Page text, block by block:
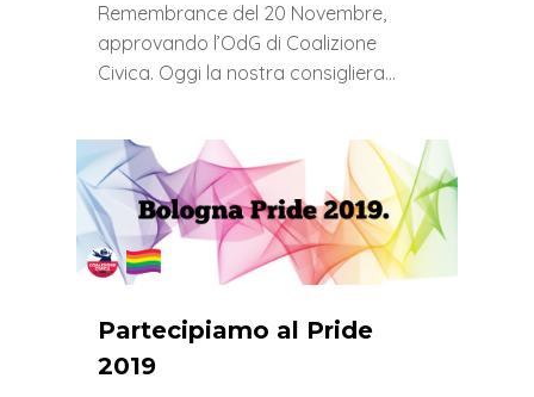
Remembrance del 20 Novembre,
approvando l’OdG di Coalizione
Civica. Oggi la nostra consigliera…
Partecipiamo al Pride
2019
0